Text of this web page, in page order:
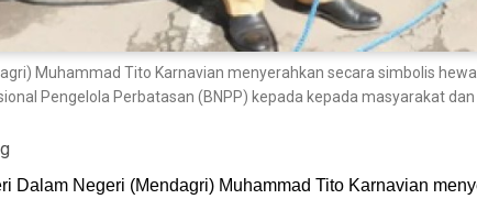
Muhammad Tito Karnavian menyerahkan secara simbolis
Pengelola Perbatasan (BNPP) kepada kepada masyarakat
Dalam Negeri (Mendagri) Muhammad Tito Karnavian